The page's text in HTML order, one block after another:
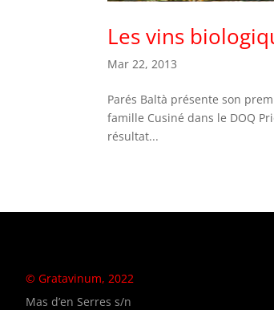
Les vins
Mar 22, 2013
Parés Baltà présente son
famille Cusiné dans le DOQ
résultat...
© Gratavinum, 2022
Mas d’en Serres s/n